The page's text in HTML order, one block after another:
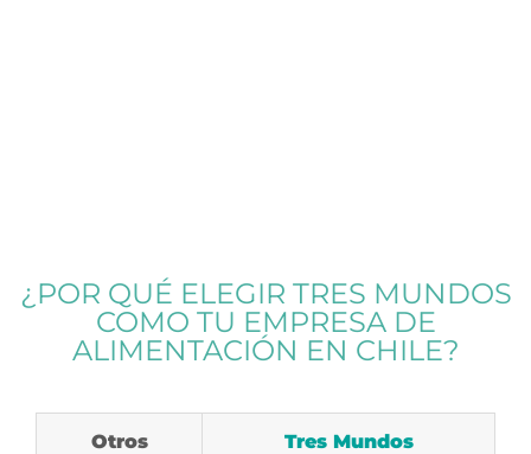
¿POR QUÉ ELEGIR TRES MUNDOS
COMO TU EMPRESA DE
ALIMENTACIÓN EN CHILE?
Otros
Tres Mundos